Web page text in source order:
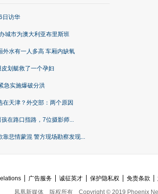
日访华
城市为澳大利亚布里斯班
外水有一人多高 车厢内缺氧
划艇救了一个孕妇
急实施爆破分洪
天津？外交部：两个原因
在路口指路，7位摄影师...
悲情蒙混 警方现场勘察发现...
广告服务 诚征英才 保护隐私权 免责条款
凤凰新媒体
版权所有 Copyright © 2019 Phoenix